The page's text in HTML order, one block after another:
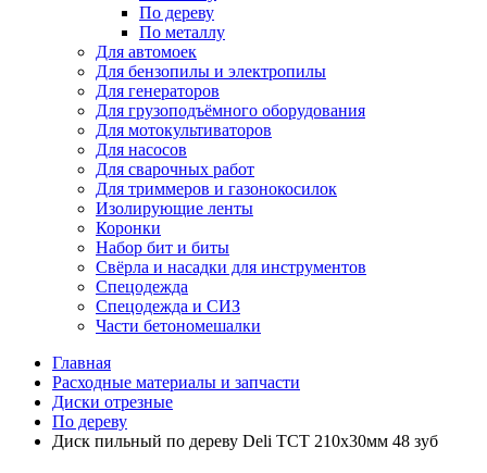
По дереву
По металлу
Для автомоек
Для бензопилы и электропилы
Для генераторов
Для грузоподъёмного оборудования
Для мотокультиваторов
Для насосов
Для сварочных работ
Для триммеров и газонокосилок
Изолирующие ленты
Коронки
Набор бит и биты
Свёрла и насадки для инструментов
Спецодежда
Спецодежда и СИЗ
Части бетономешалки
Главная
Расходные материалы и запчасти
Диски отрезные
По дереву
Диск пильный по дереву Deli TCT 210х30мм 48 зуб